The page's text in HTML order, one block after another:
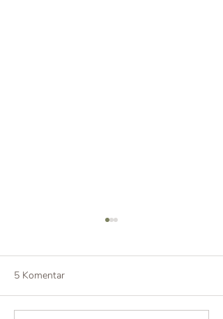
5 Komentar